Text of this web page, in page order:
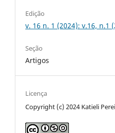
Edição
v. 16 n. 1 (2024): v.16, n.1
Seção
Artigos
Licença
Copyright (c) 2024 Katieli